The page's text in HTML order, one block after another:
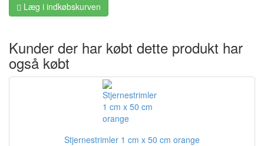
Læg i indkøbskurven
Kunder der har købt dette produkt har
også købt
Stjernestrimler 1 cm x 50 cm orange